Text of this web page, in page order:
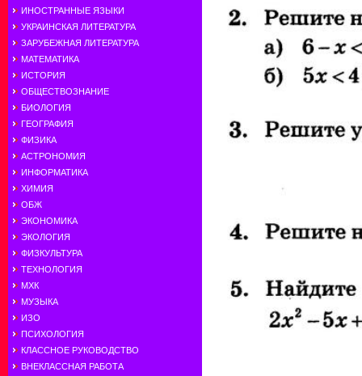
ИНОСТРАННЫЕ ЯЗЫКИ
УКРАИНСКАЯ ЛИТЕРАТУРА
ЗАРУБЕЖНАЯ ЛИТЕРАТУРА
МАТЕМАТИКА
ИСТОРИЯ
ОБЩЕСТВОЗНАНИЕ
БИОЛОГИЯ
ГЕОГРАФИЯ
ФИЗИКА
АСТРОНОМИЯ
ИНФОРМАТИКА
ХИМИЯ
ОБЖ
ЭКОНОМИКА
ЭКОЛОГИЯ
ФИЗКУЛЬТУРА
ТЕХНОЛОГИЯ
МХК
МУЗЫКА
ИЗО
ПСИХОЛОГИЯ
КЛАССНОЕ РУКОВОДСТВО
ВНЕКЛАССНАЯ РАБОТА